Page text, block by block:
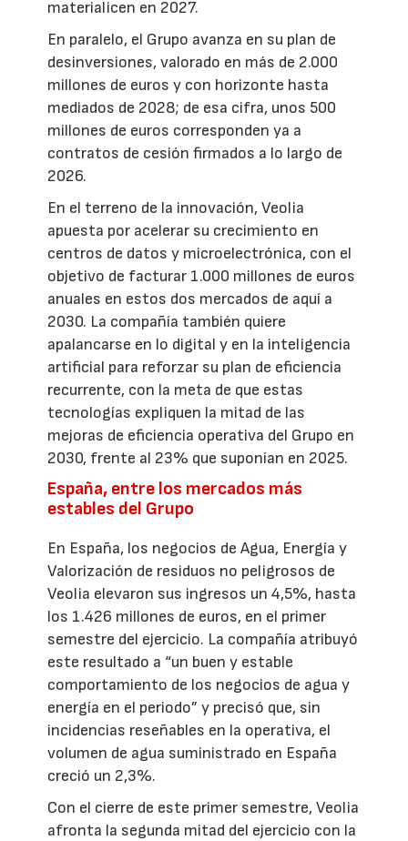
materialicen en 2027.
En paralelo, el Grupo avanza en su plan de
desinversiones, valorado en más de 2.000
millones de euros y con horizonte hasta
mediados de 2028; de esa cifra, unos 500
millones de euros corresponden ya a
contratos de cesión firmados a lo largo de
2026.
En el terreno de la innovación, Veolia
apuesta por acelerar su crecimiento en
centros de datos y microelectrónica, con el
objetivo de facturar 1.000 millones de euros
anuales en estos dos mercados de aquí a
2030. La compañía también quiere
apalancarse en lo digital y en la inteligencia
artificial para reforzar su plan de eficiencia
recurrente, con la meta de que estas
tecnologías expliquen la mitad de las
mejoras de eficiencia operativa del Grupo en
2030, frente al 23% que suponían en 2025.
España, entre los mercados más
estables del Grupo
En España, los negocios de Agua, Energía y
Valorización de residuos no peligrosos de
Veolia elevaron sus ingresos un 4,5%, hasta
los 1.426 millones de euros, en el primer
semestre del ejercicio. La compañía atribuyó
este resultado a “un buen y estable
comportamiento de los negocios de agua y
energía en el periodo” y precisó que, sin
incidencias reseñables en la operativa, el
volumen de agua suministrado en España
creció un 2,3%.
Con el cierre de este primer semestre, Veolia
afronta la segunda mitad del ejercicio con la